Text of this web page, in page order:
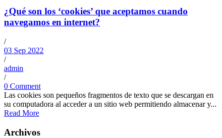
¿Qué son los ‘cookies’ que aceptamos cuando
navegamos en internet?
/
03 Sep 2022
/
admin
/
0 Comment
Las cookies son pequeños fragmentos de texto que se descargan en
su computadora al acceder a un sitio web permitiendo almacenar y...
Read More
Archivos